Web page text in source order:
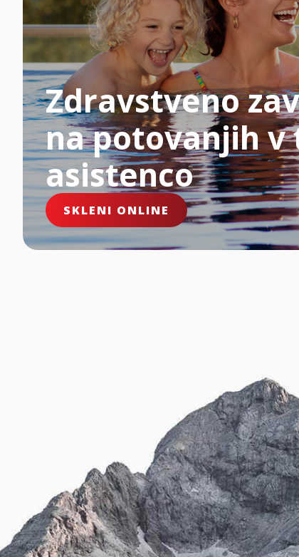
Zdravstveno
na potovanjih v
asistenco
SKLENI ONLINE